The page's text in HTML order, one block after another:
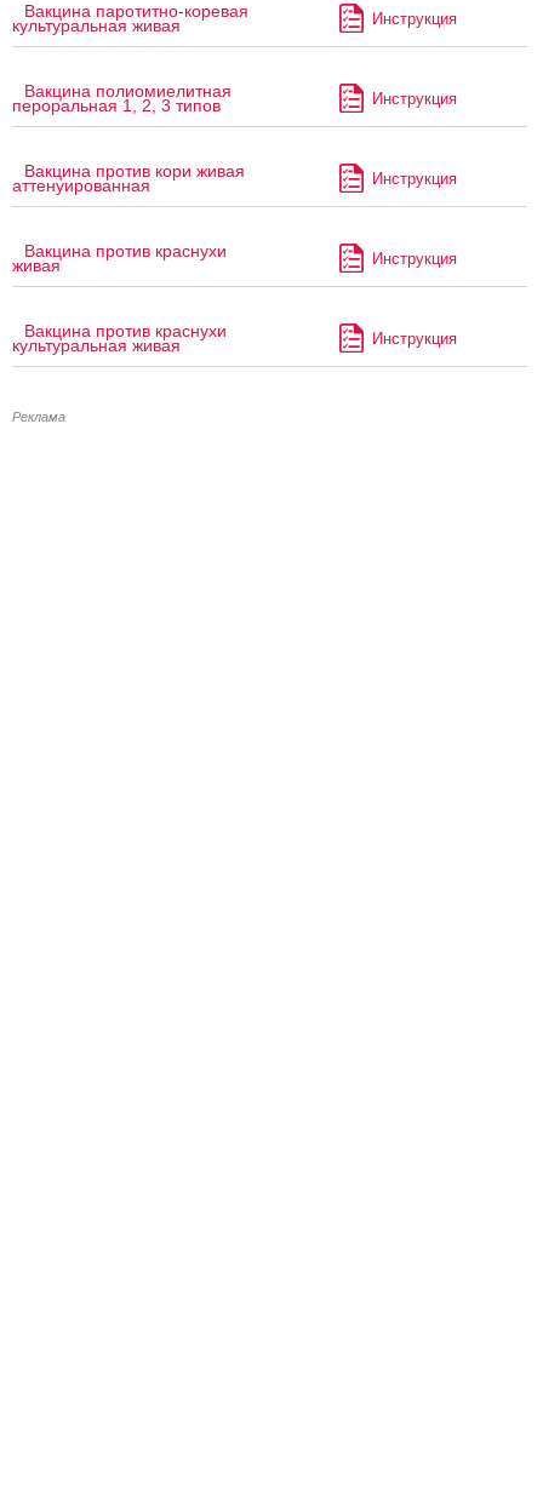
Вакцина паротитно-коревая
культуральная живая Инструкция
Вакцина полиомиелитная
пероральная 1, 2, 3 типов Инструкция
Вакцина против кори живая
аттенуированная Инструкция
Вакцина против краснухи
живая Инструкция
Вакцина против краснухи
культуральная живая Инструкция
Реклама